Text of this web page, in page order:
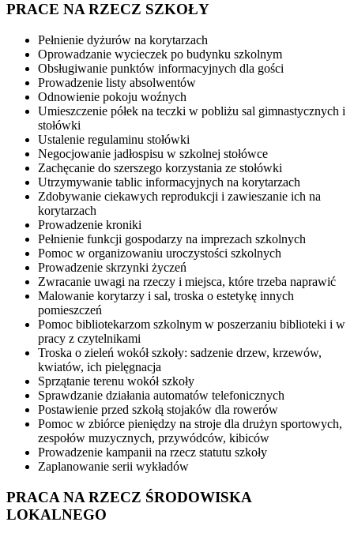
PRACE NA RZECZ SZKOŁY
Pełnienie dyżurów na korytarzach
Oprowadzanie wycieczek po budynku szkolnym
Obsługiwanie punktów informacyjnych dla gości
Prowadzenie listy absolwentów
Odnowienie pokoju woźnych
Umieszczenie półek na teczki w pobliżu sal gimnastycznych i
stołówki
Ustalenie regulaminu stołówki
Negocjowanie jadłospisu w szkolnej stołówce
Zachęcanie do szerszego korzystania ze stołówki
Utrzymywanie tablic informacyjnych na korytarzach
Zdobywanie ciekawych reprodukcji i zawieszanie ich na
korytarzach
Prowadzenie kroniki
Pełnienie funkcji gospodarzy na imprezach szkolnych
Pomoc w organizowaniu uroczystości szkolnych
Prowadzenie skrzynki życzeń
Zwracanie uwagi na rzeczy i miejsca, które trzeba naprawić
Malowanie korytarzy i sal, troska o estetykę innych
pomieszczeń
Pomoc bibliotekarzom szkolnym w poszerzaniu biblioteki i w
pracy z czytelnikami
Troska o zieleń wokół szkoły: sadzenie drzew, krzewów,
kwiatów, ich pielęgnacja
Sprzątanie terenu wokół szkoły
Sprawdzanie działania automatów telefonicznych
Postawienie przed szkołą stojaków dla rowerów
Pomoc w zbiórce pieniędzy na stroje dla drużyn sportowych,
zespołów muzycznych, przywódców, kibiców
Prowadzenie kampanii na rzecz statutu szkoły
Zaplanowanie serii wykładów
PRACA NA RZECZ ŚRODOWISKA
LOKALNEGO